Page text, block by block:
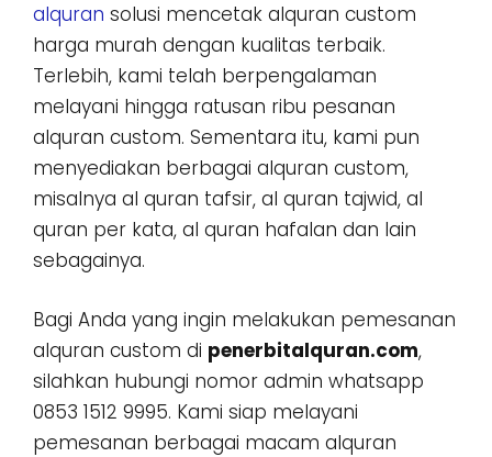
alquran solusi mencetak alquran custom
harga murah dengan kualitas terbaik.
Terlebih, kami telah berpengalaman
melayani hingga ratusan ribu pesanan
alquran custom. Sementara itu, kami pun
menyediakan berbagai alquran custom,
misalnya al quran tafsir, al quran tajwid, al
quran per kata, al quran hafalan dan lain
sebagainya.
Bagi Anda yang ingin melakukan pemesanan
alquran custom di penerbitalquran.com,
silahkan hubungi nomor admin whatsapp
0853 1512 9995. Kami siap melayani
pemesanan berbagai macam alquran